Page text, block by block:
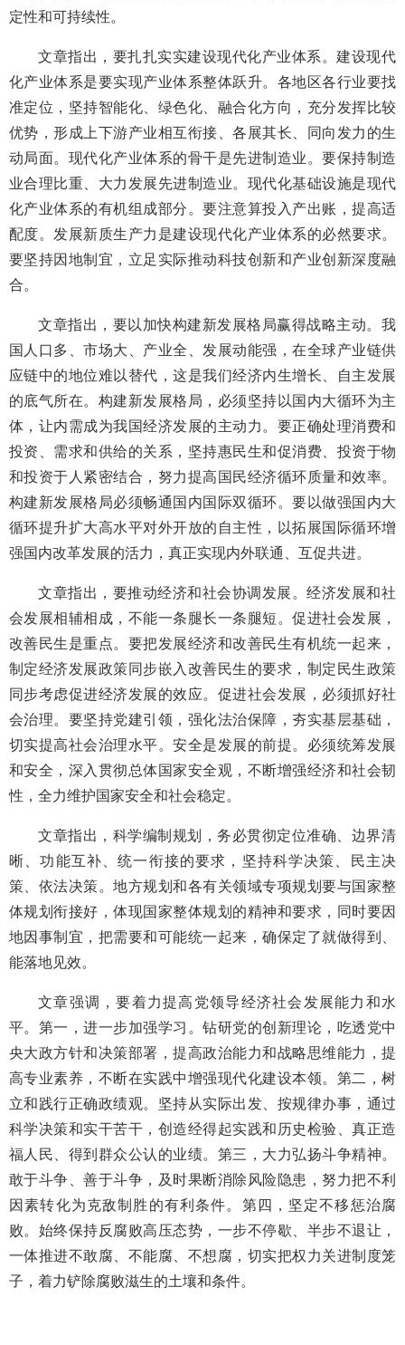
定性和可持续性。
文章指出，要扎扎实实建设现代化产业体系。建设现代
化产业体系是要实现产业体系整体跃升。各地区各行业要找
准定位，坚持智能化、绿色化、融合化方向，充分发挥比较
优势，形成上下游产业相互衔接、各展其长、同向发力的生
动局面。现代化产业体系的骨干是先进制造业。要保持制造
业合理比重、大力发展先进制造业。现代化基础设施是现代
化产业体系的有机组成部分。要注意算投入产出账，提高适
配度。发展新质生产力是建设现代化产业体系的必然要求。
要坚持因地制宜，立足实际推动科技创新和产业创新深度融
合。
文章指出，要以加快构建新发展格局赢得战略主动。我
国人口多、市场大、产业全、发展动能强，在全球产业链供
应链中的地位难以替代，这是我们经济内生增长、自主发展
的底气所在。构建新发展格局，必须坚持以国内大循环为主
体，让内需成为我国经济发展的主动力。要正确处理消费和
投资、需求和供给的关系，坚持惠民生和促消费、投资于物
和投资于人紧密结合，努力提高国民经济循环质量和效率。
构建新发展格局必须畅通国内国际双循环。要以做强国内大
循环提升扩大高水平对外开放的自主性，以拓展国际循环增
强国内改革发展的活力，真正实现内外联通、互促共进。
文章指出，要推动经济和社会协调发展。经济发展和社
会发展相辅相成，不能一条腿长一条腿短。促进社会发展，
改善民生是重点。要把发展经济和改善民生有机统一起来，
制定经济发展政策同步嵌入改善民生的要求，制定民生政策
同步考虑促进经济发展的效应。促进社会发展，必须抓好社
会治理。要坚持党建引领，强化法治保障，夯实基层基础，
切实提高社会治理水平。安全是发展的前提。必须统筹发展
和安全，深入贯彻总体国家安全观，不断增强经济和社会韧
性，全力维护国家安全和社会稳定。
文章指出，科学编制规划，务必贯彻定位准确、边界清
晰、功能互补、统一衔接的要求，坚持科学决策、民主决
策、依法决策。地方规划和各有关领域专项规划要与国家整
体规划衔接好，体现国家整体规划的精神和要求，同时要因
地因事制宜，把需要和可能统一起来，确保定了就做得到、
能落地见效。
文章强调，要着力提高党领导经济社会发展能力和水
平。第一，进一步加强学习。钻研党的创新理论，吃透党中
央大政方针和决策部署，提高政治能力和战略思维能力，提
高专业素养，不断在实践中增强现代化建设本领。第二，树
立和践行正确政绩观。坚持从实际出发、按规律办事，通过
科学决策和实干苦干，创造经得起实践和历史检验、真正造
福人民、得到群众公认的业绩。第三，大力弘扬斗争精神。
敢于斗争、善于斗争，及时果断消除风险隐患，努力把不利
因素转化为克敌制胜的有利条件。第四，坚定不移惩治腐
败。始终保持反腐败高压态势，一步不停歇、半步不退让，
一体推进不敢腐、不能腐、不想腐，切实把权力关进制度笼
子，着力铲除腐败滋生的土壤和条件。